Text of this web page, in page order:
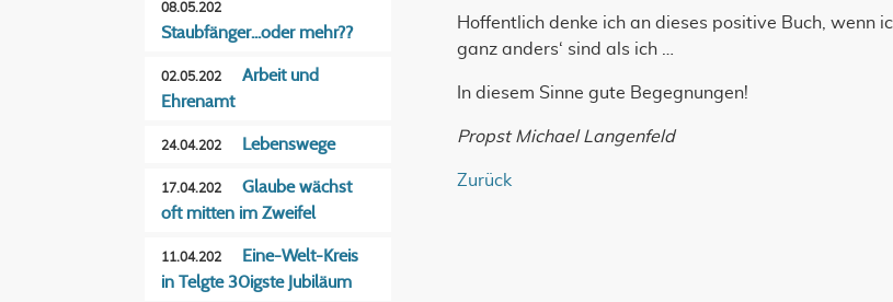
Hoffentlich denke ich an dieses positive Buch, wenn
ganz anders‘ sind als ich …
In diesem Sinne gute Begegnungen!
Propst Michael Langenfeld
Zurück
08.05.202
Staubfänger...oder mehr??
02.05.202
Arbeit und
Ehrenamt
24.04.202 Lebenswege
17.04.202
Glaube wächst
oft mitten im Zweifel
11.04.202
Eine-Welt-Kreis
in Telgte 30igste Jubiläum